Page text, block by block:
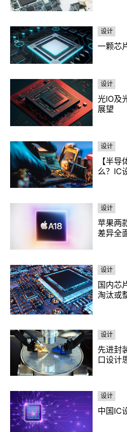
设计
一颗芯
设计
光IO及
展望
设计
【半
么？IC
设计
苹果两
差异全
设计
国内芯
淘汰或
设计
先进封
口设计
设计
中国IC